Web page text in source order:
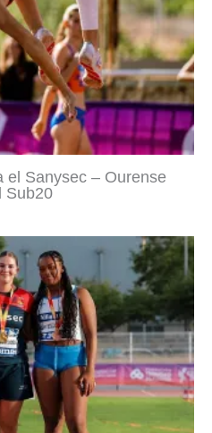
el Sanysec – Ourense
Sub20